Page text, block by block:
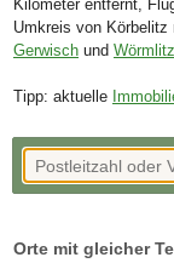
Kilometer entfernt,
Umkreis von Körbelitz
Gerwisch und Wörmlitz
Tipp: aktuelle
Orte mit gleicher